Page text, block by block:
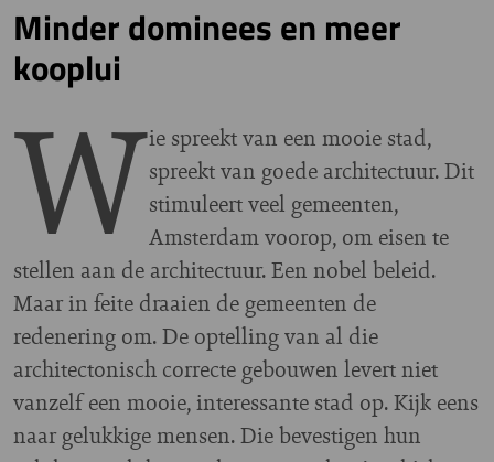
Minder dominees en meer
kooplui
Wie spreekt van een mooie stad,
spreekt van goede architectuur. Dit
stimuleert veel gemeenten,
Amsterdam voorop, om eisen te
stellen aan de architectuur. Een nobel beleid.
Maar in feite draaien de gemeenten de
redenering om. De optelling van al die
architectonisch correcte gebouwen levert niet
vanzelf een mooie, interessante stad op. Kijk eens
naar gelukkige mensen. Die bevestigen hun